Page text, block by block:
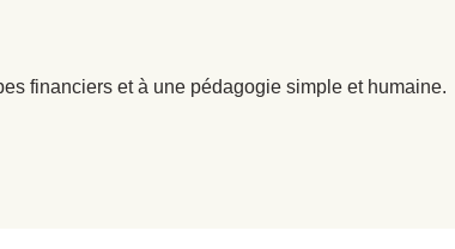
financiers et à une pédagogie simple et humaine.